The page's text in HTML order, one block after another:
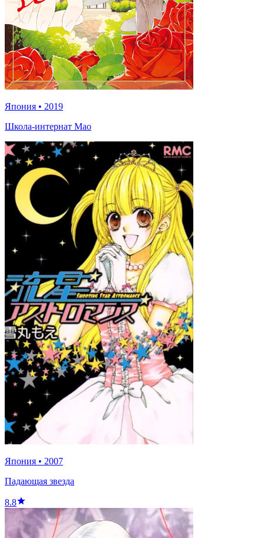
Япония • 2019
Школа-интернат Мао
Япония • 2007
Падающая звезда
8.8